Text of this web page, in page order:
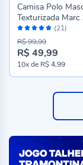
Avaliação:
98%
(21)
Camisa Polo
Texturizada Marc
Marinho
R$ 49,99
R$ 99,99
10xde R$ 4,99